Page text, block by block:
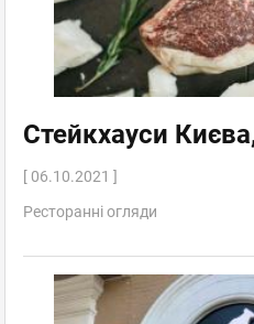
Стейкхауси
[ 06.10.2021 ]
Ресторанні огляди